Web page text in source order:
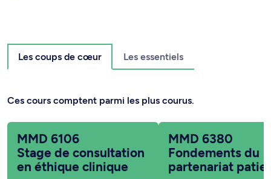
Les coups de cœur Les essentiels
Ces cours comptent parmi les plus courus.
MMD 6106
Stage de consultation
en éthique clinique
MMD 6380
Fondements du
partenariat